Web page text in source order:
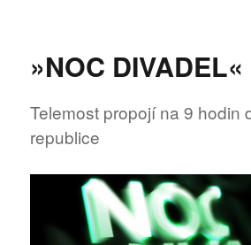
Cena
humoru
Buriana
»NOC
Telemost propojí na 9 hodin
republice